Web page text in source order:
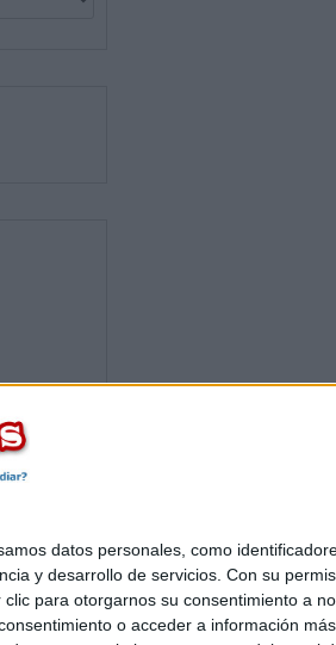
datos personales, como
y desarrollo de servicios. Con su
para otorgarnos su consentimiento a
o acceder a información
Anúnciate
|Política de cookies